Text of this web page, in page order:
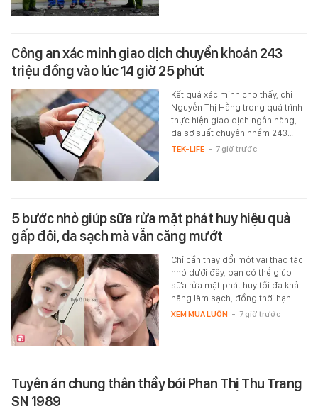
Công an xác minh giao dịch chuyển khoản 243
triệu đồng vào lúc 14 giờ 25 phút
Kết quả xác minh cho thấy, chị
Nguyễn Thị Hằng trong quá trình
thực hiện giao dịch ngân hàng,
đã sơ suất chuyển nhầm 243…
TEK-LIFE - 7 giờ trước
5 bước nhỏ giúp sữa rửa mặt phát huy hiệu quả
gấp đôi, da sạch mà vẫn căng mướt
Chỉ cần thay đổi một vài thao tác
nhỏ dưới đây, bạn có thể giúp
sữa rửa mặt phát huy tối đa khả
năng làm sạch, đồng thời hạn…
XEM MUA LUÔN - 7 giờ trước
Tuyên án chung thân thầy bói Phan Thị Thu Trang
SN 1989